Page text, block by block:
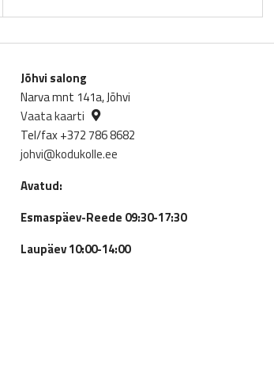
Jõhvi salong
Narva mnt 141a, Jõhvi
Vaata kaarti
Tel/fax +372 786 8682
johvi@kodukolle.ee
Avatud:
Esmaspäev-Reede 09:30-17:30
Laupäev 10:00-14:00